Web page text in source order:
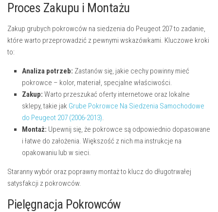
Proces Zakupu i Montażu
Zakup grubych pokrowców na siedzenia do Peugeot 207 to zadanie,
które warto przeprowadzić z pewnymi wskazówkami. Kluczowe kroki
to:
Analiza potrzeb: Zastanów się, jakie cechy powinny mieć
pokrowce – kolor, materiał, specjalne właściwości.
Zakup: Warto przeszukać oferty internetowe oraz lokalne
sklepy, takie jak Grube Pokrowce Na Siedzenia Samochodowe
do Peugeot 207 (2006-2013).
Montaż: Upewnij się, że pokrowce są odpowiednio dopasowane
i łatwe do założenia. Większość z nich ma instrukcje na
opakowaniu lub w sieci.
Staranny wybór oraz poprawny montaż to klucz do długotrwałej
satysfakcji z pokrowców.
Pielęgnacja Pokrowców